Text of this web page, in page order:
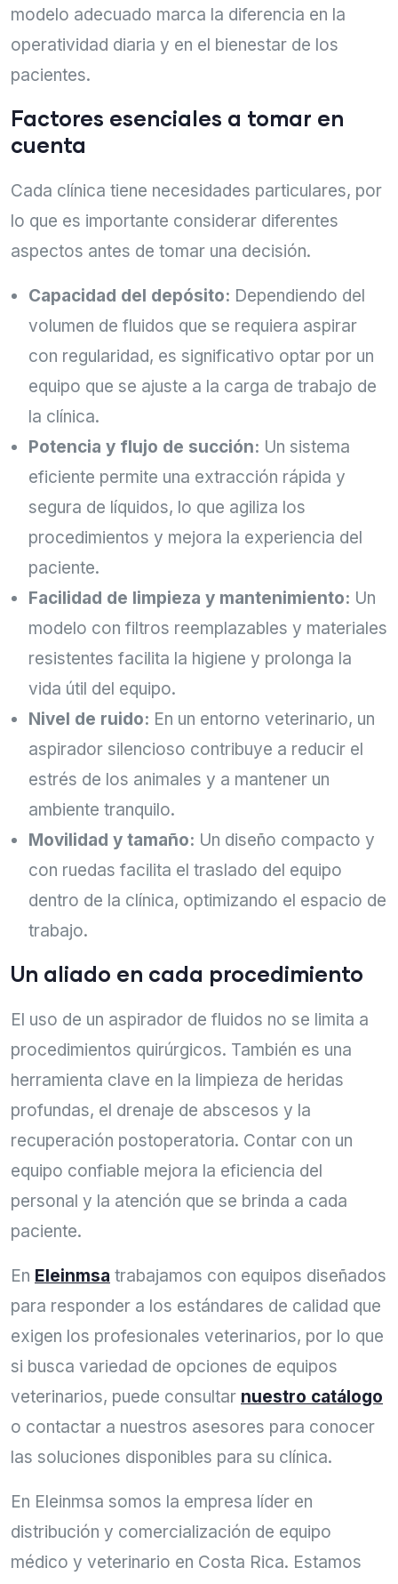
modelo adecuado marca la diferencia en la
operatividad diaria y en el bienestar de los
pacientes.
Factores esenciales a tomar en
cuenta
Cada clínica tiene necesidades particulares, por
lo que es importante considerar diferentes
aspectos antes de tomar una decisión.
Capacidad del depósito: Dependiendo del
volumen de fluidos que se requiera aspirar
con regularidad, es significativo optar por un
equipo que se ajuste a la carga de trabajo de
la clínica.
Potencia y flujo de succión: Un sistema
eficiente permite una extracción rápida y
segura de líquidos, lo que agiliza los
procedimientos y mejora la experiencia del
paciente.
Facilidad de limpieza y mantenimiento: Un
modelo con filtros reemplazables y materiales
resistentes facilita la higiene y prolonga la
vida útil del equipo.
Nivel de ruido: En un entorno veterinario, un
aspirador silencioso contribuye a reducir el
estrés de los animales y a mantener un
ambiente tranquilo.
Movilidad y tamaño: Un diseño compacto y
con ruedas facilita el traslado del equipo
dentro de la clínica, optimizando el espacio de
trabajo.
Un aliado en cada procedimiento
El uso de un aspirador de fluidos no se limita a
procedimientos quirúrgicos. También es una
herramienta clave en la limpieza de heridas
profundas, el drenaje de abscesos y la
recuperación postoperatoria. Contar con un
equipo confiable mejora la eficiencia del
personal y la atención que se brinda a cada
paciente.
En Eleinmsa trabajamos con equipos diseñados
para responder a los estándares de calidad que
exigen los profesionales veterinarios, por lo que
si busca variedad de opciones de equipos
veterinarios, puede consultar nuestro catálogo
o contactar a nuestros asesores para conocer
las soluciones disponibles para su clínica.
En Eleinmsa somos la empresa líder en
distribución y comercialización de equipo
médico y veterinario en Costa Rica. Estamos